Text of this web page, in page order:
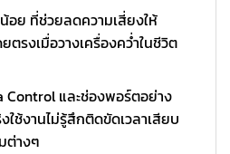
อย ที่ช่วยลดความเสี่ยงให้
รงเมื่อวางเครื่องคว่ำในชีวิต
Control และช่องพอร์ตอย่าง
ใช้งานไม่รู้สึกติดขัดเวลาเสียบ
ต่างๆ